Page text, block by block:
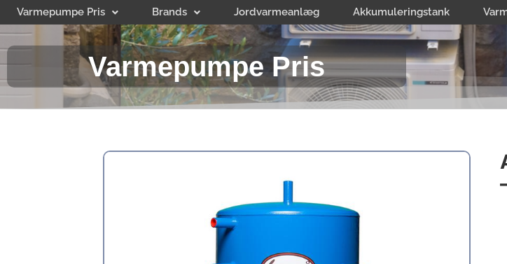
til
Varmepumpe Pris Brands Jordvarmeanlæg Akkumuleringstank
Varmepumpe Pris